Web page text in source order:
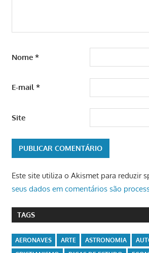
Nome *
E-mail*
Site
Este site utiliza o Akismet para reduzir
seus dados em comentários são
TAGS
AERONAVES ARTE ASTRONOMIA